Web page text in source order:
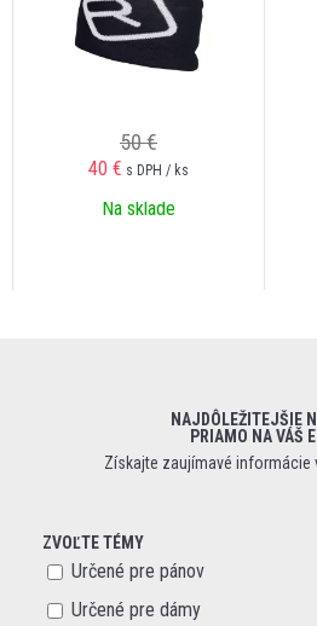
50 €
40 € s DPH / ks
Na sklade
NAJDÔLEŽITEJŠIE
PRIAMO NA VÁŠ
Získajte zaujímavé informácie
ZVOĽTE TÉMY
Určené pre pánov
Určené pre dámy